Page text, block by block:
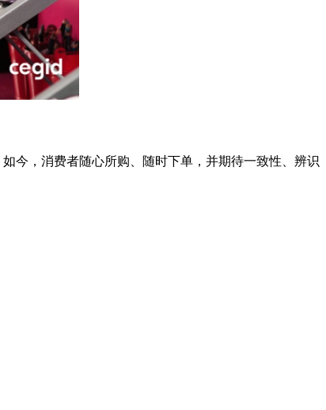
今，消费者随心所购、随时下单，并期待一致性、辨识